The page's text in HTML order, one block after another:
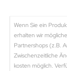
Wenn Sie ein
erhalten wir
Partnershops (z.B.
Zwischenzeitliche
kosten möglich.